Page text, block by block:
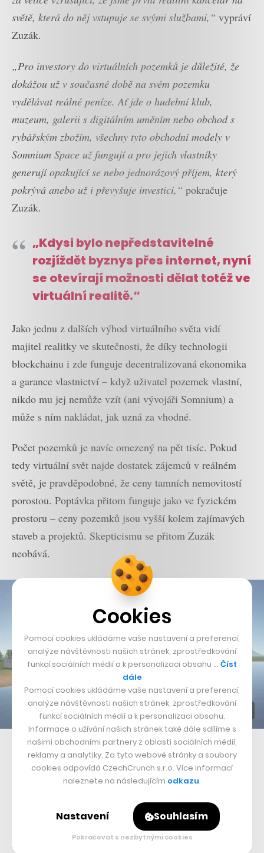
světě, která do něj vstupuje se svými službami,“ vypráví
Zuzák.
„Pro investory do virtuálních pozemků je důležité, že
dokážou už v současné době na svém pozemku
vydělávat reálné peníze. Ať jde o hudební klub,
muzeum, galerii s digitálním uměním nebo obchod s
rybářským zbožím, všechny tyto obchodní modely v
Somnium Space už fungují a pro jejich vlastníky
generují opakující se nebo jednorázový příjem, který
pokrývá anebo už i převyšuje investici,“ pokračuje
Zuzák.
„Kdysi bylo nepředstavitelné
rozjíždět byznys přes internet, nyní
se otevírají možnosti dělat totéž ve
virtuální realitě.“
Jako jednu z dalších výhod virtuálního světa vidí
majitel realitky ve skutečnosti, že díky technologii
blockchainu i zde funguje decentralizovaná ekonomika
a garance vlastnictví – když uživatel pozemek vlastní,
nikdo mu jej nemůže vzít (ani vývojáři Somnium) a
může s ním nakládat, jak uzná za vhodné.
Počet pozemků je navíc omezený na pět tisíc. Pokud
tedy virtuální svět najde dostatek zájemců v reálném
světě, je pravděpodobné, že ceny tamních nemovitostí
porostou. Poptávka přitom funguje jako ve fyzickém
prostoru – ceny pozemků jsou vyšší kolem zajímavých
staveb a projektů. Skepticismu se přitom Zuzák
neobává.
I takto mohou vypadat pozemky v Somnium Space
„Podobně jako kdysi bylo nepředstavitelné
rozjíždět byznys přes internet, nyní se otevírají možnosti
dělat totéž ve virtuální realitě. Jde samozřejmě o
revoluci v tom, jak trávíme volný čas a jak podnikáme,
Cookies
Pomocí cookies ukládáme vaše nastavení a preferencí,
analýze návštěvnosti našich stránek, zprostředkování
funkcí sociálních médií a k personalizaci obsahu … Číst
dále
Pomocí cookies ukládáme vaše nastavení a preferencí,
analýze návštěvnosti našich stránek, zprostředkování
funkcí sociálních médií a k personalizaci obsahu.
Informace o užívání našich stránek také dále sdílíme s
našimi obchodními partnery z oblasti sociálních médií,
reklamy a analytiky. Za tyto webové stránky a soubory
cookies odpovídá CzechCrunch s.r.o. Více informací
naleznete na následujícím odkazu.
Nastavení Souhlasím
Pokračovat s nezbytnými cookies